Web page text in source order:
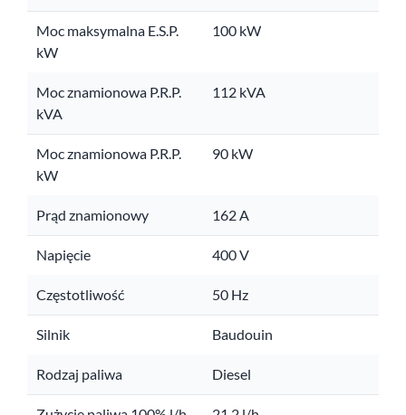
Moc maksymalna E.S.P.
kW
100 kW
Moc znamionowa P.R.P.
kVA
112 kVA
Moc znamionowa P.R.P.
kW
90 kW
Prąd znamionowy 162 A
Napięcie 400 V
Częstotliwość 50 Hz
Silnik Baudouin
Rodzaj paliwa Diesel